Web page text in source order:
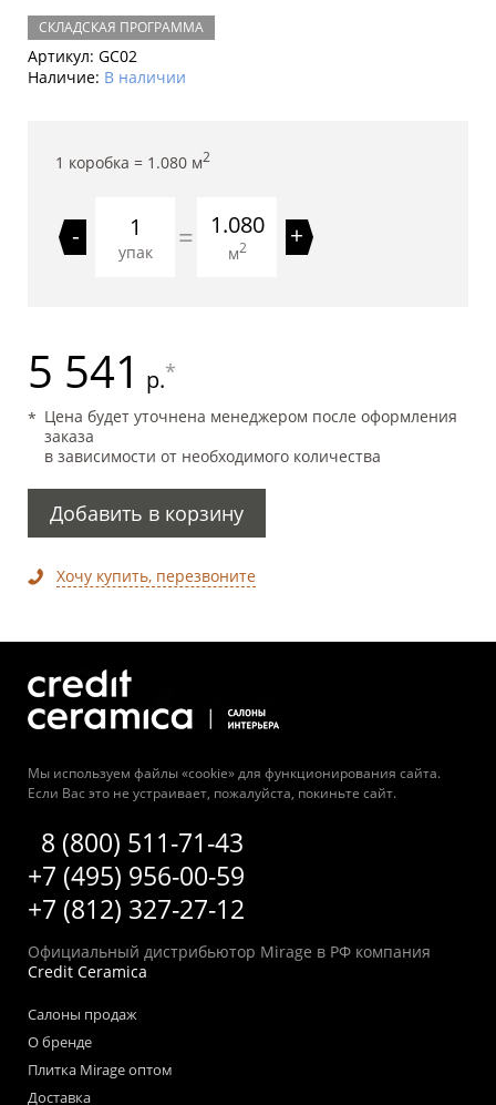
СКЛАДСКАЯ ПРОГРАММА
Артикул: GC02
Наличие: В наличии
1 коробка = 1.080 м2
-
упак = 1.080
м2 +
5 541 р.*
Цена будет уточнена менеджером после оформления
заказа
в зависимости от необходимого количества
Добавить в корзину
Хочу купить, перезвоните
Мы используем файлы «cookie» для функционирования сайта.
Если Вас это не устраивает, пожалуйста, покиньте сайт.
8 (800) 511-71-43
+7 (495) 956-00-59
+7 (812) 327-27-12
Официальный дистрибьютор Mirage в РФ компания
Credit Ceramica
Салоны продаж
О бренде
Плитка Mirage оптом
Доставка